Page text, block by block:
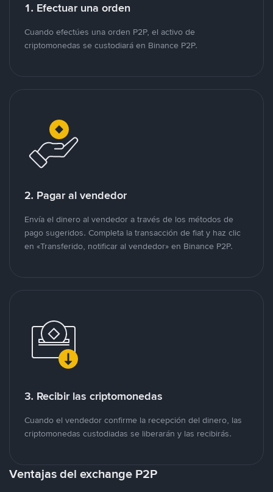
1. Efectuar una orden
Cuando efectúes una orden P2P, el activo de
criptomonedas se custodiará en Binance P2P.
2. Pagar al vendedor
Envía el dinero al vendedor a través de los métodos de
pago sugeridos. Completa la transacción de fiat y haz clic
en «Transferido, notificar al vendedor» en Binance P2P.
3. Recibir las criptomonedas
Cuando el vendedor confirme la recepción del dinero, las
criptomonedas custodiadas se liberarán y las recibirás.
Ventajas del exchange P2P